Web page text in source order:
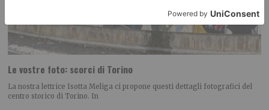
Le vostre foto: scorci di Torino
La nostra lettrice Isotta Meliga ci propone questi dettagli fotografici del
centro storico di Torino. In